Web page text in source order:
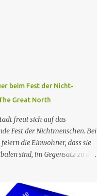
beim Fest der Nicht-
Great North
freut sich auf das
Fest der Nichtmenschen. Bei
feiern die Einwohner, dass sie
sind, im Gegensatz zu den
Kuchenfrau, die jedes